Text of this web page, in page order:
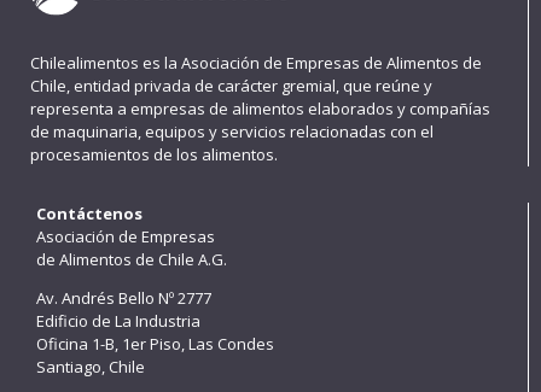
Chilealimentos es la Asociación de Empresas de Alimentos de
Chile, entidad privada de carácter gremial, que reúne y
representa a empresas de alimentos elaborados y compañías
de maquinaria, equipos y servicios relacionadas con el
procesamientos de los alimentos.
Contáctenos
Asociación de Empresas
de Alimentos de Chile A.G.
Av. Andrés Bello Nº 2777
Edificio de La Industria
Oficina 1-B, 1er Piso, Las Condes
Santiago, Chile